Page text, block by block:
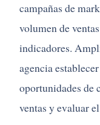
campañas de
volumen de
indicadores.
agencia
oportunidades de
ventas y evaluar